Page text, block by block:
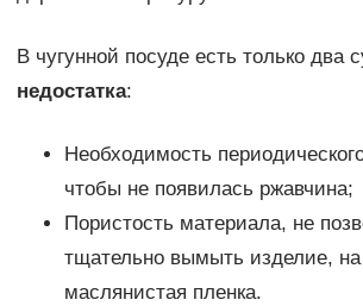
В чугунной посуде есть только два
недостатка:
Необходимость
чтобы не появилась ржавчина;
Пористость материала, не
тщательно вымыть изделие, на
маслянистая пленка.